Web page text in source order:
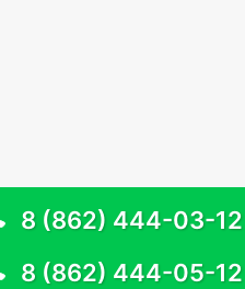
8 (862) 444-03-12
8 (862) 444-05-12